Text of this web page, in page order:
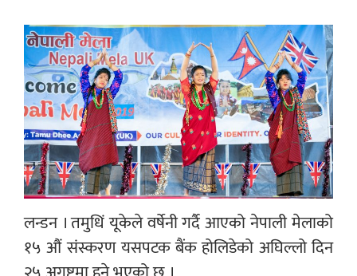
लन्डन । तमुधिं यूकेले वर्षेनी गर्दै आएको नेपाली मेलाको
१५ औं संस्करण यसपटक बैंक होलिडेको अघिल्लो दिन